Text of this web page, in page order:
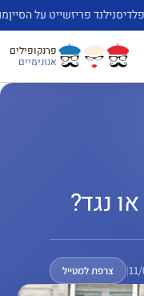
דיסנילנד פריזשייט על הסיין
פרנקופילים
אנונימיים
נגד?
| צרפת למטייל